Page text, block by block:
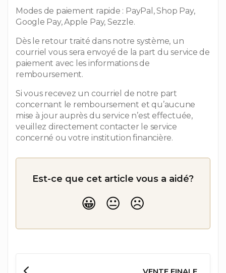
Modes de paiement rapide : PayPal, Shop Pay,
Google Pay, Apple Pay, Sezzle.
Dès le retour traité dans notre système, un
courriel vous sera envoyé de la part du service de
paiement avec les informations de
remboursement.
Si vous recevez un courriel de notre part
concernant le remboursement et qu’aucune
mise à jour auprès du service n’est effectuée,
veuillez directement contacter le service
concerné ou votre institution financière.
Est-ce que cet article vous a aidé?
VENTE FINALE